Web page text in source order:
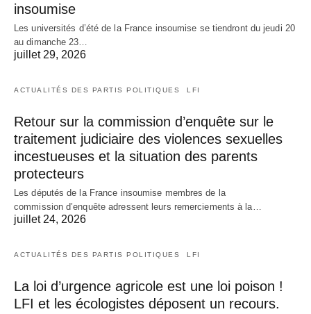
insoumise
Les universités d’été de la France insoumise se tiendront du jeudi 20
au dimanche 23…
juillet 29, 2026
ACTUALITÉS DES PARTIS POLITIQUES LFI
Retour sur la commission d’enquête sur le
traitement judiciaire des violences sexuelles
incestueuses et la situation des parents
protecteurs
Les députés de la France insoumise membres de la
commission d’enquête adressent leurs remerciements à la…
juillet 24, 2026
ACTUALITÉS DES PARTIS POLITIQUES LFI
La loi d’urgence agricole est une loi poison !
LFI et les écologistes déposent un recours.